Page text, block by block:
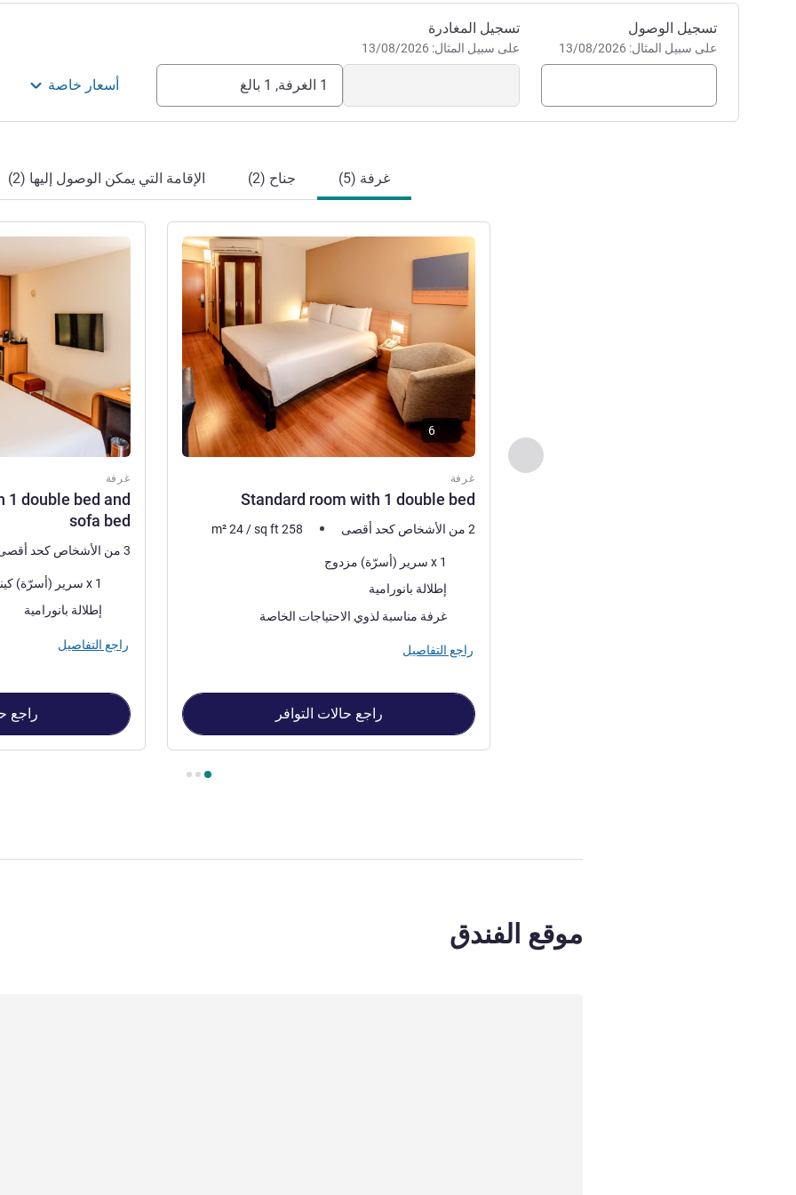
احجز في هذا الفندق
تسجيل الوصول
على سبيل المثال: 13/08/2026
تسجيل المغادرة
على سبيل المثال: 13/08/2026
1 الغرفة, 1 بالغ أسعار خاصة
غرفة (5) جناح (2) الإقامة التي يمكن الوصول إليها (2)
السابق - غرفة
غرفة
Standard room with 1 double bed
راجع التفاصيل
2 من الأشخاص كحد أقصى m²24 /sq ft 258
فرش السرير
1 x سرير (أسرّة) مزدوج
المناظر:إطلالة بانورامية
غرفة مناسبة لذوي الاحتياجات الخاصة
راجع التفاصيل
راجع حالات التوافر
غرفة
1 double bed and
sofa bed
راجع التفاصيل
3 من الأشخاص كحد أقصى
فرش السرير
1 x سرير (أسرّة) كينج
المناظر:إطلالة بانورامية
راجع التفاصيل
راجع
موقع الفندق